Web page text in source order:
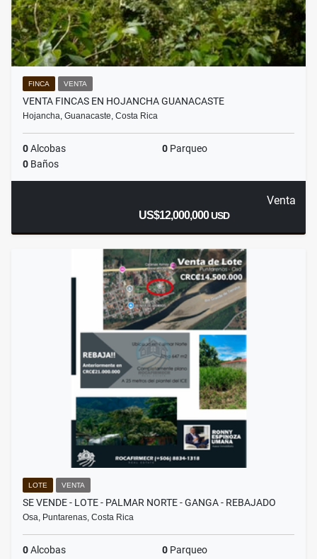
FINCA VENTA
VENTA FINCAS EN HOJANCHA GUANACASTE
Hojancha, Guanacaste, Costa Rica
0Alcobas 0 Parqueo
0 Baños
Venta
US$12,000,000USD
LOTE VENTA
SE VENDE - LOTE - PALMAR NORTE - GANGA - REBAJADO
Osa, Puntarenas, Costa Rica
0Alcobas 0 Parqueo